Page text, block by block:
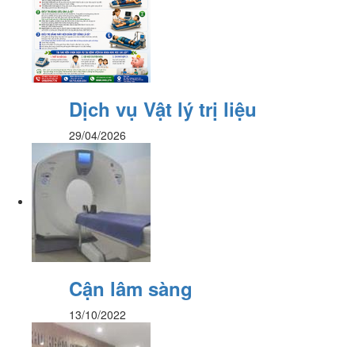
Dịch vụ Vật lý trị liệu
29/04/2026
Cận lâm sàng
13/10/2022